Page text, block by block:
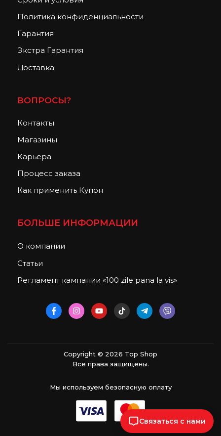
Политика конфиденциальности
Гарантия
Экстра Гарантия
Доставка
ВОПРОСЫ?
Контакты
Магазины
Карьера
Процесс заказа
Как применить Купон
БОЛЬШЕ ИНФОРМАЦИИ
О компании
Статьи
Регламент кампании «100 zile pana la vis»
Copyright © 2026 Top Shop
Все права защищены.
Мы используем безопасную оплату
Связаться с нами